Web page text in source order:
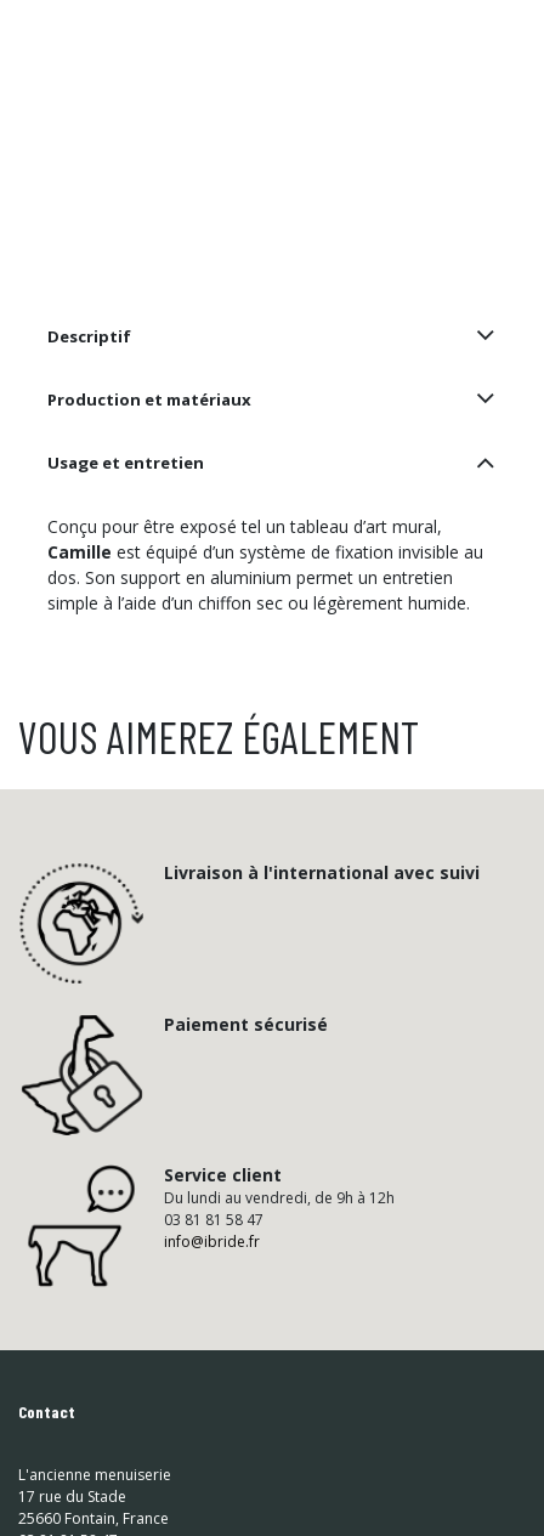
Descriptif
Production et matériaux
Usage et entretien
Conçu pour être exposé tel un tableau d’art mural,
Camille est équipé d’un système de fixation invisible au
dos. Son support en aluminium permet un entretien
simple à l’aide d’un chiffon sec ou légèrement humide.
VOUS AIMEREZ ÉGALEMENT
Livraison à l'international avec suivi
Paiement sécurisé
Service client
Du lundi au vendredi, de 9h à 12h
03 81 81 58 47
info@ibride.fr
Contact
L'ancienne menuiserie
17 rue du Stade
25660 Fontain, France